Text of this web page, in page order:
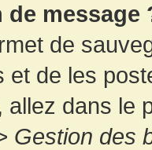
de message
de
et de les
allez dans le
Gestion des